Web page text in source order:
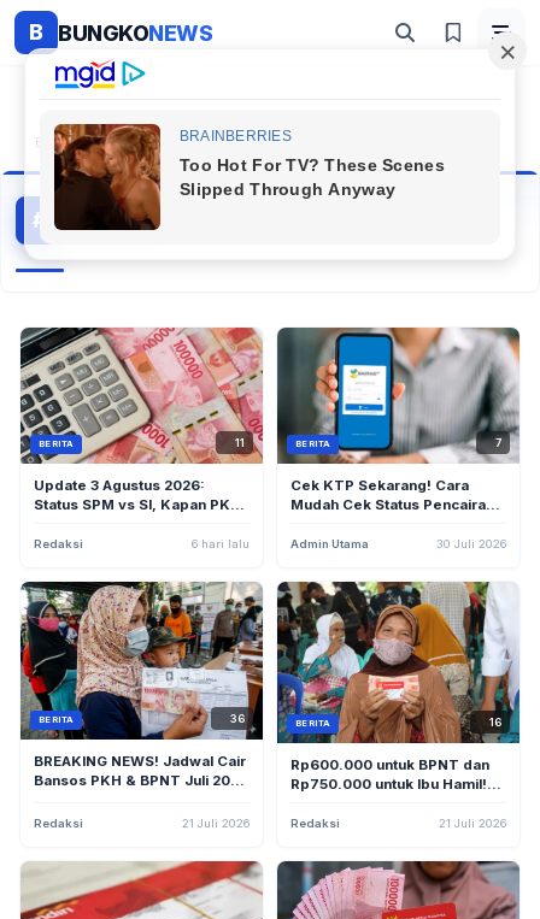
B BUNGKONEWS
Beranda #Bansos Pkh
#
Bansos Pkh
27 artikel
BERITA 11
Update 3 Agustus 2026:
Status SPM vs SI, Kapan PKH
Redaksi 6 hari lalu
BERITA 7
Cek KTP Sekarang! Cara
Mudah Cek Status Pencairan
Tanpa Jauh-Jauh
Admin Utama 30 Juli 2026
BERITA 36
BREAKING NEWS! Jadwal Cair
Bansos PKH & BPNT Juli 2026
KKS Wajib Ambil Mulai Besok!
Redaksi 21 Juli 2026
BERITA 16
Rp600.000 untuk BPNT dan
Rp750.000 untuk Ibu Hamil!
Bansos PKH yang Cair
Redaksi 21 Juli 2026